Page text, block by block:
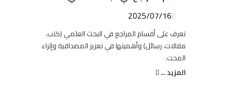
2025/07/16
تعرف على أقسام المراجع في البحث العلمي (كتب،
مقالات، رسائل) وأهميتها في تعزيز المصداقية وإثراء
المحت.
المزيد ...